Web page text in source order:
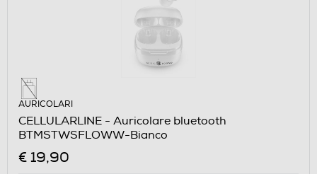
AURICOLARI
CELLULARLINE - Auricolare bluetooth
BTMSTWSFLOWW-Bianco
€ 19,90